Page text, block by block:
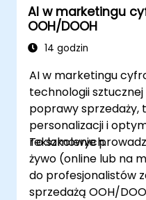
AI w marketingu
OOH/DOOH
14 godzin
AI w marketingu
technologii
poprawy sprzedaży,
personalizacji i
reklamowych.
To szkolenie
żywo (online lub na
do profesjonalistów
sprzedażą OOH/